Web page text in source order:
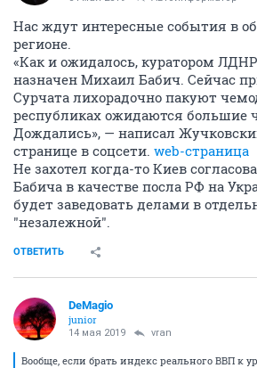
Нас ждут интересные события в
регионе.
«Как и ожидалось, куратором
назначен Михаил Бабич. Сейчас
Сурчата лихорадочно пакуют
республиках ожидаются большие
Дождались», — написал
странице в соцсети. web-страница
Не захотел когда-то Киев
Бабича в качестве посла РФ на
будет заведовать делами в
"незалежной".
ОТВЕТИТЬ
DeMagio
junior
14 мая 2019 vran
Вообще, если брать индекс реального ВВП к